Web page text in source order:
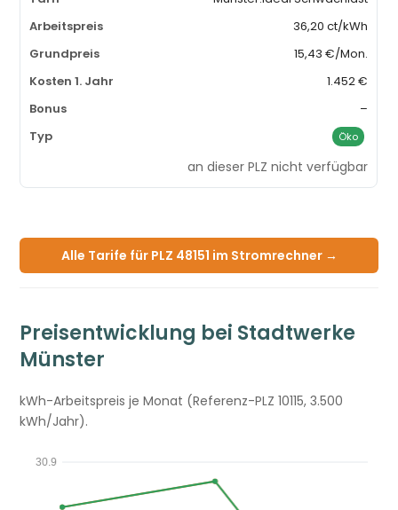
36,20 ct/kWh
15,43 €/Mon.
1.452 €
–
Öko
an dieser PLZ nicht verfügbar
Alle Tarife für PLZ 48151 im Stromrechner →
Preisentwicklung bei Stadtwerke
Münster
kWh-Arbeitspreis je Monat (Referenz-PLZ 10115, 3.500
kWh/Jahr).